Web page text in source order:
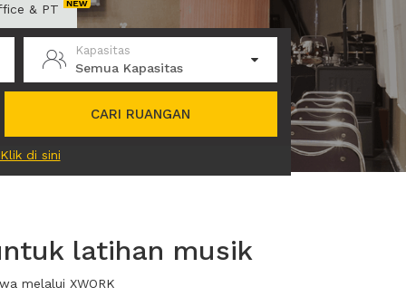
& PT
Kapasitas
Semua Kapasitas
CARI RUANGAN
Klik di sini
latihan musik
melalui XWORK